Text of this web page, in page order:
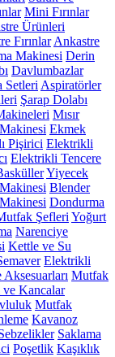
Mini Fırınlar
Ürünleri
Fırınlar Ankastre
Makinesi Derin
Davlumbazlar
Setleri Aspiratörler
Şarap Dolabı
Mısır
Ekmek
Pişirici Elektrikli
Elektrikli Tencere
Yiyecek
Blender
Dondurma
Şefleri Yoğurt
Narenciye
Kettle ve Su
Elektrikli
Mutfak
ve Kancalar
Mutfak
Kavanoz
Saklama
Poşetlik Kaşıklık